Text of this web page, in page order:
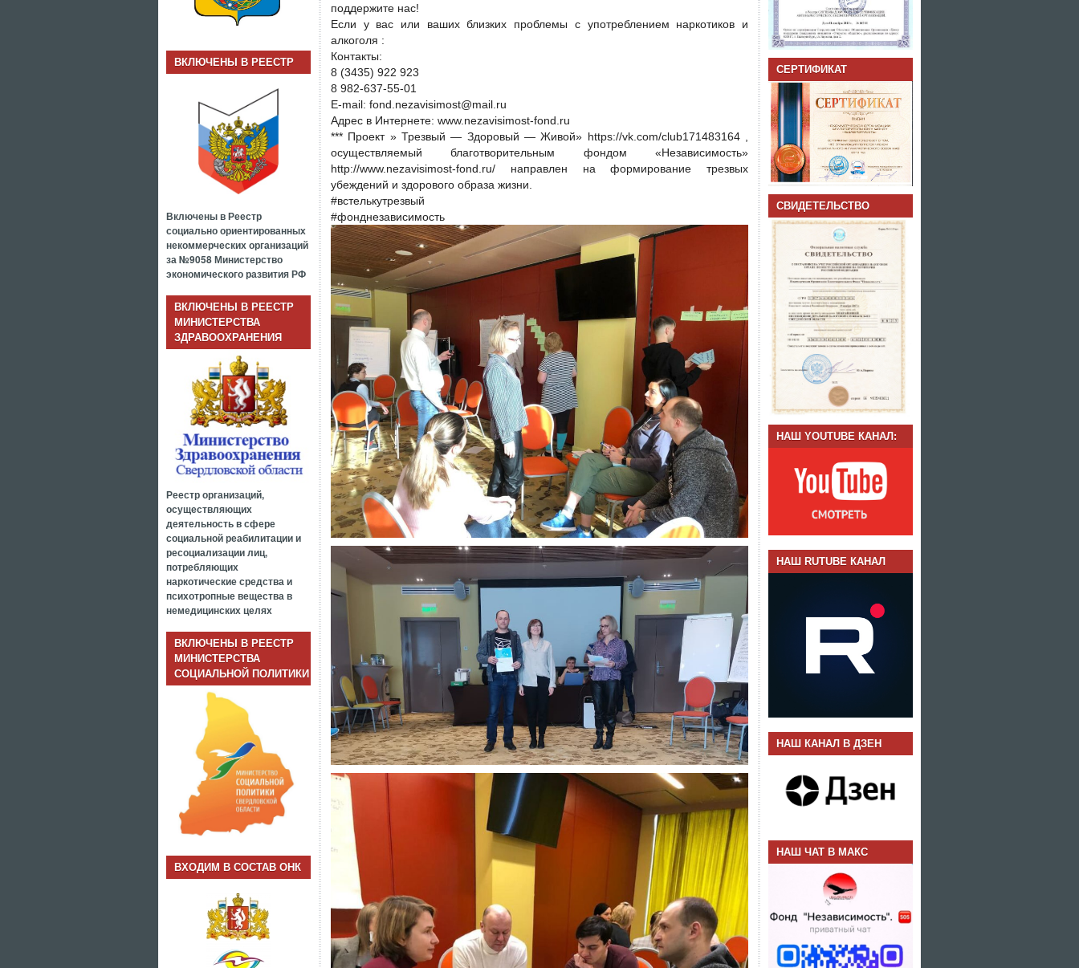
ВКЛЮЧЕНЫ В РЕЕСТР
Включены в Реестр
социально ориентированных
некоммерческих организаций
за №9058 Министерство
экономического развития РФ
ВКЛЮЧЕНЫ В РЕЕСТР
МИНИСТЕРСТВА
ЗДРАВООХРАНЕНИЯ
Реестр организаций,
осуществляющих
деятельность в сфере
социальной реабилитации и
ресоциализации лиц,
потребляющих
наркотические средства и
психотропные вещества в
немедицинских целях
ВКЛЮЧЕНЫ В РЕЕСТР
МИНИСТЕРСТВА
СОЦИАЛЬНОЙ ПОЛИТИКИ
ВХОДИМ В СОСТАВ ОНК
поддержите нас!
Если у вас или ваших близких проблемы с употреблением наркотиков и
алкоголя :
Контакты:
8 (3435) 922 923
8 982-637-55-01
E-mail: fond.nezavisimost@mail.ru
Адрес в Интернете: www.nezavisimost-fond.ru
*** Проект » Трезвый — Здоровый — Живой» https://vk.com/club171483164 ,
осуществляемый благотворительным фондом «Независимость»
http://www.nezavisimost-fond.ru/ направлен на формирование трезвых
убеждений и здорового образа жизни.
#встелькутрезвый
#фонднезависимость
СЕРТИФИКАТ
СВИДЕТЕЛЬСТВО
НАШ YOUTUBE КАНАЛ:
НАШ RUTUBE КАНАЛ
НАШ КАНАЛ В ДЗЕН
НАШ ЧАТ В МАКС